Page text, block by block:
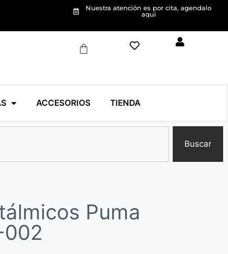
Nuestra atención es por cita, agendalo
aqui
ACCESORIOS TIENDA
Buscar
Puma